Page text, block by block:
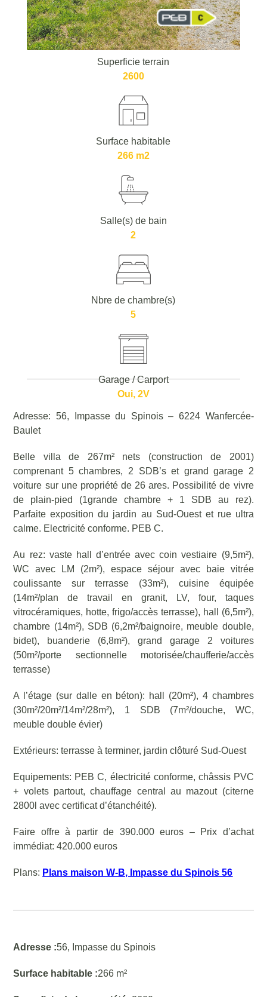
Superficie terrain
2600
Surface habitable
266 m2
Salle(s) de bain
2
Nbre de chambre(s)
5
Garage / Carport
Oui, 2V
Adresse: 56, Impasse du Spinois – 6224 Wanfercée-
Baulet
Belle villa de 267m² nets (construction de 2001)
comprenant 5 chambres, 2 SDB’s et grand garage 2
voiture sur une propriété de 26 ares. Possibilité de vivre
de plain-pied (1grande chambre + 1 SDB au rez).
Parfaite exposition du jardin au Sud-Ouest et rue ultra
calme. Electricité conforme. PEB C.
Au rez: vaste hall d’entrée avec coin vestiaire (9,5m²),
WC avec LM (2m²), espace séjour avec baie vitrée
coulissante sur terrasse (33m²), cuisine équipée
(14m²/plan de travail en granit, LV, four, taques
vitrocéramiques, hotte, frigo/accès terrasse), hall (6,5m²),
chambre (14m²), SDB (6,2m²/baignoire, meuble double,
bidet), buanderie (6,8m²), grand garage 2 voitures
(50m²/porte sectionnelle motorisée/chaufferie/accès
terrasse)
A l’étage (sur dalle en béton): hall (20m²), 4 chambres
(30m²/20m²/14m²/28m²), 1 SDB (7m²/douche, WC,
meuble double évier)
Extérieurs: terrasse à terminer, jardin clôturé Sud-Ouest
Equipements: PEB C, électricité conforme, châssis PVC
+ volets partout, chauffage central au mazout (citerne
2800l avec certificat d’étanchéité).
Faire offre à partir de 390.000 euros – Prix d’achat
immédiat: 420.000 euros
Plans: Plans maison W-B, Impasse du Spinois 56
Adresse :56, Impasse du Spinois
Surface habitable :266 m²